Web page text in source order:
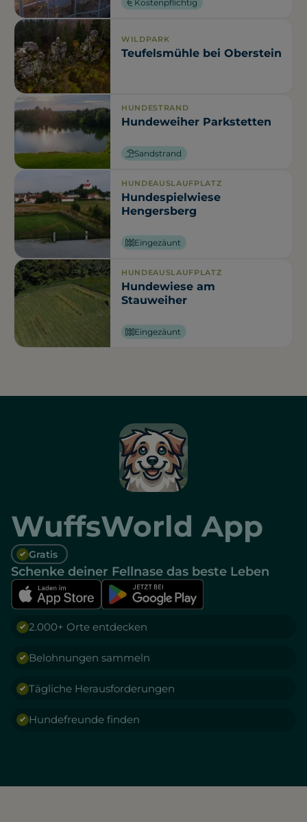
Kostenpflichtig
WILDPARK
Teufelsmühle bei Oberstein
HUNDESTRAND
Hundeweiher Parkstetten
Sandstrand
HUNDEAUSLAUFPLATZ
Hundespielwiese
Hengersberg
Eingezäunt
HUNDEAUSLAUFPLATZ
Hundewiese am
Stauweiher
Eingezäunt
WuffsWorld App
Gratis
Schenke deiner Fellnase das beste Leben
2.000+ Orte entdecken
Belohnungen sammeln
Tägliche Herausforderungen
Hundefreunde finden